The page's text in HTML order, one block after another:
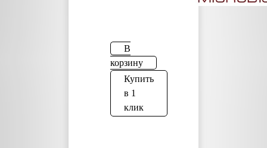
В
корзину
Купить
в 1
клик